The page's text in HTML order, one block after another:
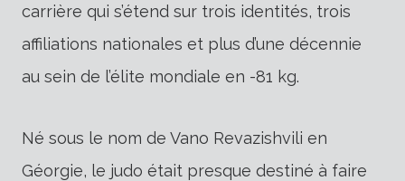
carrière qui s’étend sur trois identités, trois
affiliations nationales et plus d’une décennie
au sein de l’élite mondiale en -81 kg.
Né sous le nom de Vano Revazishvili en
Géorgie, le judo était presque destiné à faire